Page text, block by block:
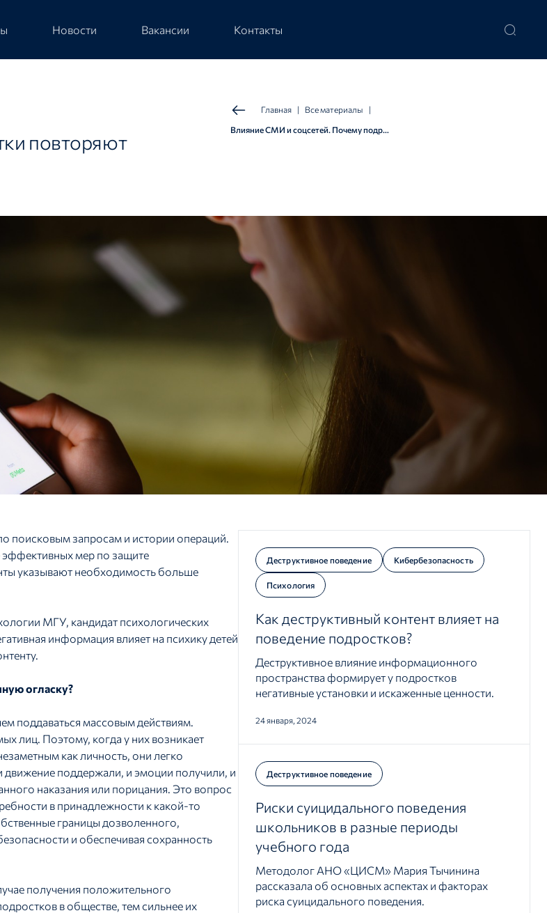
Новости Вакансии Контакты
повторяют
Главная | Все материалы |
Влияние СМИ и соцсетей. Почему подростки повторяют негативный сценарий?
поисковым запросам и истории операций.
мер по защите
указывают необходимость больше
МГУ, кандидат психологических
информация влияет на психику детей
огласку?
поддаваться массовым действиям.
лиц. Поэтому, когда у них возникает
как личность, они легко
движение поддержали, и эмоции получили, и
наказания или порицания. Это вопрос
в принадлежности к какой-то
границы дозволенного,
и обеспечивая сохранность
получения положительного
в обществе, тем сильнее их
Деструктивное поведение Кибербезопасность
Психология
Как деструктивный контент влияет на
поведение подростков?
Деструктивное влияние информационного
пространства формирует у подростков
негативные установки и искаженные ценности.
24 января, 2024
Деструктивное поведение
Риски суицидального поведения
школьников в разные периоды
учебного года
Методолог АНО «ЦИСМ» Мария Тычинина
рассказала об основных аспектах и факторах
риска суицидального поведения.